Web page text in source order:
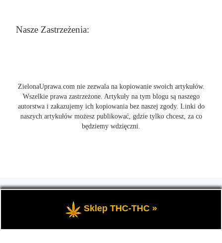
Nasze Zastrzeżenia:
ZielonaUprawa.com nie zezwala na kopiowanie swoich artykułów.
Wszelkie prawa zastrzeżone. Artykuły na tym blogu są naszego
autorstwa i zakazujemy ich kopiowania bez naszej zgody. Linki do
naszych artykułów możesz publikować, gdzie tylko chcesz, za co
będziemy wdzięczni.
wszystko o uprawie i hodowli marihunay, roślin konopi indoor
oraz outdoor.
Sklep THC-THC »